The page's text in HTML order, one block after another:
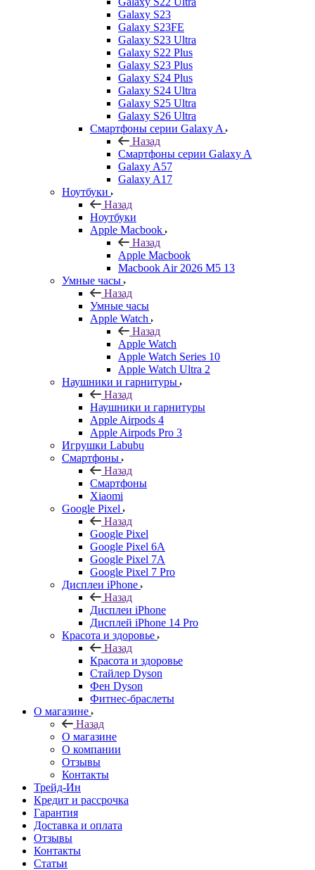
Galaxy S23
Galaxy S23FE
Galaxy S23 Ultra
Galaxy S22 Plus
Galaxy S23 Plus
Galaxy S24 Plus
Galaxy S24 Ultra
Galaxy S25 Ultra
Galaxy S26 Ultra
Смартфоны серии Galaxy A
Назад
Смартфоны серии Galaxy A
Galaxy A57
Galaxy A17
Ноутбуки
Назад
Ноутбуки
Apple Macbook
Назад
Apple Macbook
Macbook Air 2026 M5 13
Умные часы
Назад
Умные часы
Apple Watch
Назад
Apple Watch
Apple Watch Series 10
Apple Watch Ultra 2
Наушники и гарнитуры
Назад
Наушники и гарнитуры
Apple Airpods 4
Apple Airpods Pro 3
Игрушки Labubu
Смартфоны
Назад
Смартфоны
Xiaomi
Google Pixel
Назад
Google Pixel
Google Pixel 6A
Google Pixel 7А
Google Pixel 7 Pro
Дисплеи iPhone
Назад
Дисплеи iPhone
Дисплей iPhone 14 Pro
Красота и здоровье
Назад
Красота и здоровье
Стайлер Dyson
Фен Dyson
Фитнес-браслеты
О магазине
Назад
О магазине
О компании
Отзывы
Контакты
Трейд-Ин
Кредит и рассрочка
Гарантия
Доставка и оплата
Отзывы
Контакты
Статьи